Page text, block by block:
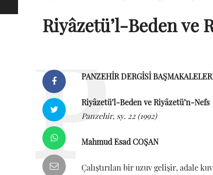
Riyâzetü’l-Beden ve
PANZEHİR DERGİSİ
Riyâzetü’l-Beden ve Riyâzetü’n-Nefs
Panzehir, sy. 22 (1992)
Mahmud Esad COŞAN
Çalıştırılan bir uzuv gelişir, adale